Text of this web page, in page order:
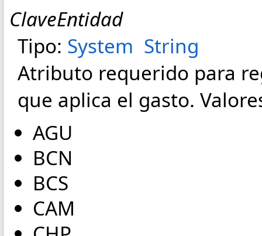
ClaveEntidad
Tipo: System String
Atributo requerido para
que aplica el gasto.
AGU
BCN
BCS
CAM